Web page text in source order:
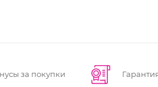
за покупки